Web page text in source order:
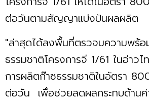
ต่อวันตามสัญญาแบ่งปันผลผลิต
"ล่าสุดได้ลงพื้นที่ตรวจมความพร้อ
ธรรมชาติโครงการจี 1/61 ในอ่าว
การผลิตก๊าซธรรมชาติในอัตรา
ต่อวัน เพื่อช่วยลดผลกระทบด้านค่